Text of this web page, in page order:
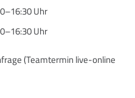
Uhr
Uhr
(Teamtermin live-online